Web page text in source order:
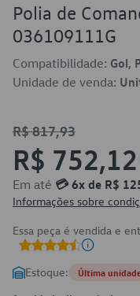
Polia de
036109111G
Compatibilidade: Gol,
Unidade de venda:
R$ 817,93
R$ 752,12
Em até 💳 6x de R$
Informações sobre
Essa peça é vendida e
Estoque: Última